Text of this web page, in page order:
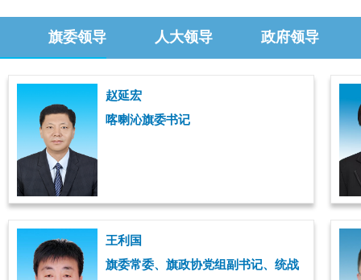
旗委领导 人大领导 政府领导
赵延宏
喀喇沁旗委书记
王利国
旗委常委、旗政协党组副书记、统战